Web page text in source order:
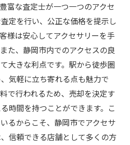
富な査定士が一つ一つのアクセ
定を行い、公正な価格を提示し
様は安心してアクセサリーを手
た、静岡市内でのアクセスの良
大きな利点です。駅から徒歩圏
気軽に立ち寄れる点も魅力で
で行われるため、売却を決定す
時間を持つことができます。こ
るからこそ、静岡市でアクセサ
信頼できる店舗として多くの方